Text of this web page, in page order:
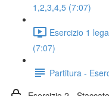
1,2,3,4,5 (7:07)
Esercizio 1
(7:07)
Partitura -